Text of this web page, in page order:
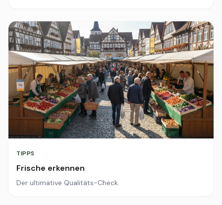
TIPPS
Frische erkennen
Der ultimative Qualitäts-Check.